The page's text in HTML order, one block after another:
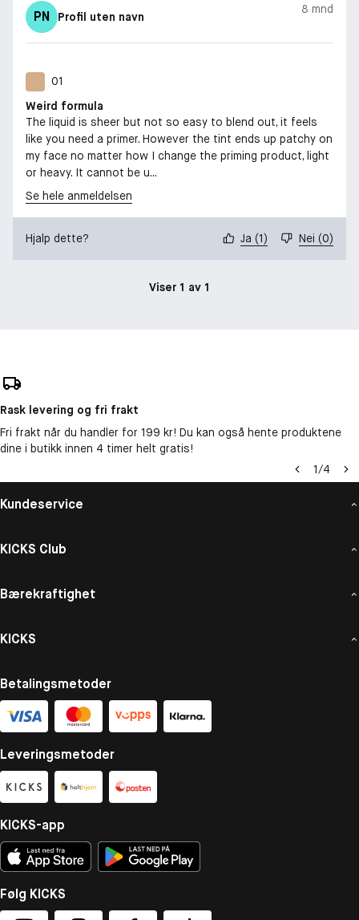
PN Profil uten navn
8 mnd
01
Weird formula
The liquid is sheer but not so easy to blend out, it feels
like you need a primer. However the tint ends up patchy on
my face no matter how I change the priming product, light
or heavy. It cannot be u...
Se hele anmeldelsen
Hjalp dette? Ja (1) Nei (0)
Viser 1 av 1
Rask levering og fri frakt
Fri frakt når du handler for 199 kr! Du kan også hente produktene
dine i butikk innen 4 timer helt gratis!
1/4
Kundeservice
KICKS Club
Bærekraftighet
KICKS
Betalingsmetoder
Leveringsmetoder
KICKS-app
Følg KICKS